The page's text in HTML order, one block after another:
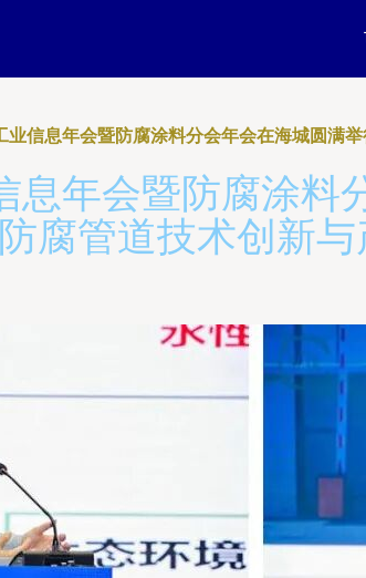
业信息年会暨防腐涂料分会年会在海城圆满
息年会暨防腐涂料
防腐管道技术创新